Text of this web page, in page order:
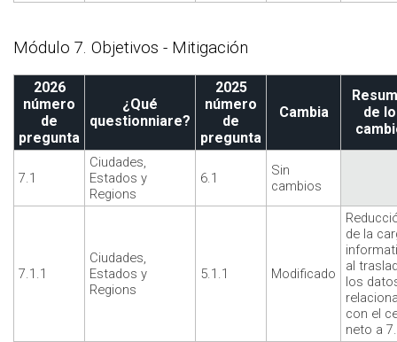
Módulo 7. Objetivos - Mitigación
2026
número
de
pregunta
¿Qué
questionniare?
2025
número
de
pregunta
Cambia
de
7.1
Ciudades,
Estados y
Regions
6.1
Sin
cambios
7.1.1
Ciudades,
Estados y
Regions
5.1.1 Modificado
de la
al
los
con el
neto a